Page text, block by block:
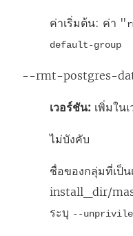
ค่าเริ่มต้น: ค่า "
default-group
--rmt-postgres-
เวอร์ชัน: เพิ่มใน
ไม่บังคับ
ชื่อของกลุ่มที่เป็น
install_dir/
ระบุ --